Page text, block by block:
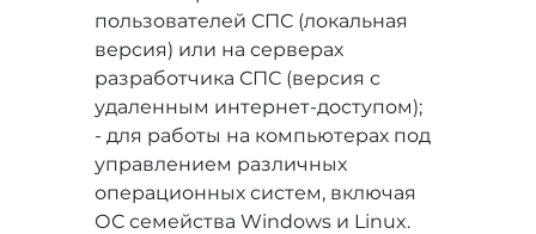
пользователей СПС (локальная
версия) или на серверах
разработчика СПС (версия с
удаленным интернет-доступом);
- для работы на компьютерах под
управлением различных
операционных систем, включая
ОС семейства Windows и Linux.